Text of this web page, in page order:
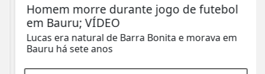
Homem morre durante jogo de futebol
em Bauru; VÍDEO
Lucas era natural de Barra Bonita e morava em
Bauru há sete anos